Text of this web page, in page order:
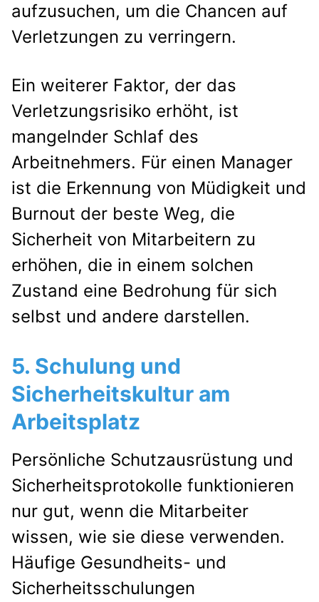
aufzusuchen, um die Chancen auf
Verletzungen zu verringern.
Ein weiterer Faktor, der das
Verletzungsrisiko erhöht, ist
mangelnder Schlaf des
Arbeitnehmers. Für einen Manager
ist die Erkennung von Müdigkeit und
Burnout der beste Weg, die
Sicherheit von Mitarbeitern zu
erhöhen, die in einem solchen
Zustand eine Bedrohung für sich
selbst und andere darstellen.
5. Schulung und
Sicherheitskultur am
Arbeitsplatz
Persönliche Schutzausrüstung und
Sicherheitsprotokolle funktionieren
nur gut, wenn die Mitarbeiter
wissen, wie sie diese verwenden.
Häufige Gesundheits- und
Sicherheitsschulungen